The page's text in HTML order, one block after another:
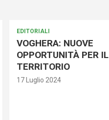
EDITORIALI
VOGHERA: NUOVE
OPPORTUNITÀ PER IL
TERRITORIO
17 Luglio 2024